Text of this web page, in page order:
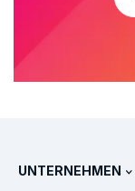
UNTERNEHMEN